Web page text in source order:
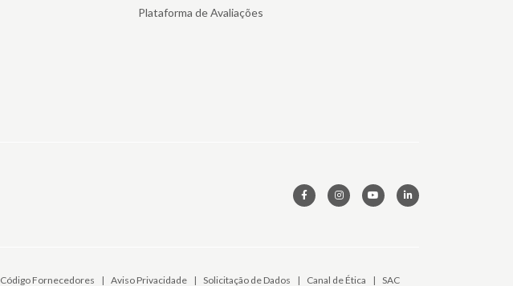
Plataforma de Avaliações
Código Fornecedores | Aviso Privacidade | Solicitação de Dados | Canal de Ética | SAC